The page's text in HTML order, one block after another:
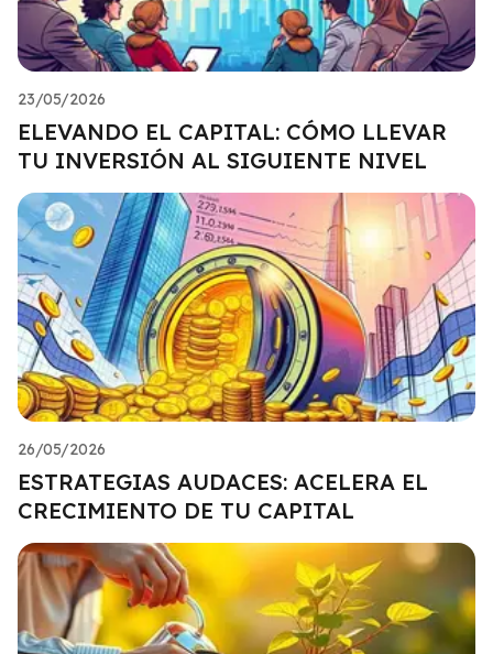
23/05/2026
ELEVANDO EL CAPITAL: CÓMO LLEVAR
TU INVERSIÓN AL SIGUIENTE NIVEL
26/05/2026
ESTRATEGIAS AUDACES: ACELERA EL
CRECIMIENTO DE TU CAPITAL